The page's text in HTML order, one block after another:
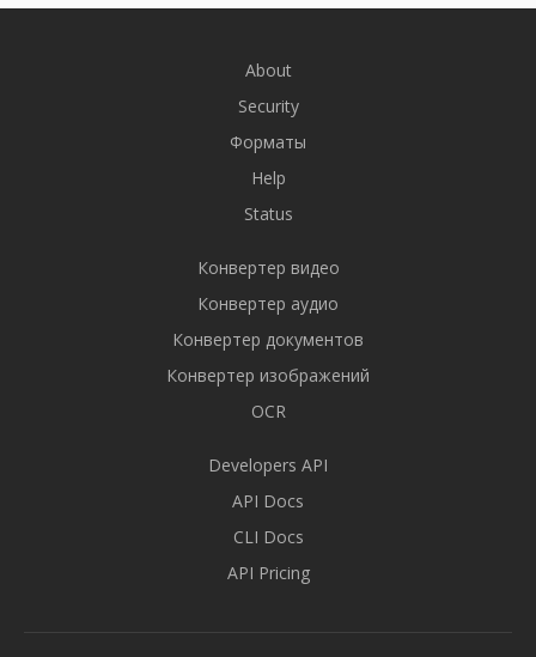
About
Security
Форматы
Help
Status
Конвертер видео
Конвертер аудио
Конвертер документов
Конвертер изображений
OCR
Developers API
API Docs
CLI Docs
API Pricing